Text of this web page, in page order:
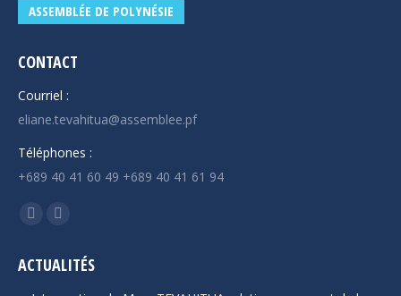
ASSEMBLÉE DE POLYNÉSIE
CONTACT
Courriel :
eliane.tevahitua@assemblee.pf
Téléphones :
+689 40 41 60 49 +689 40 41 61 94
Trouvez nous sur :
La
Facebook
La
YouTube
ACTUALITÉS